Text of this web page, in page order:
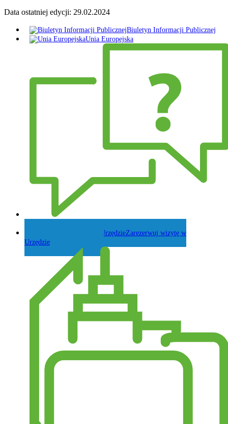
Data ostatniej edycji: 29.02.2024
Biuletyn Informacji Publicznej
Unia Europejska
Zarezerwuj wizytę w
Urzędzie